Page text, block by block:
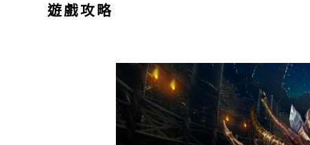
遊戲攻略